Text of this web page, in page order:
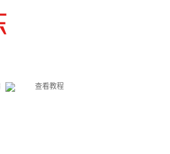
查看教程